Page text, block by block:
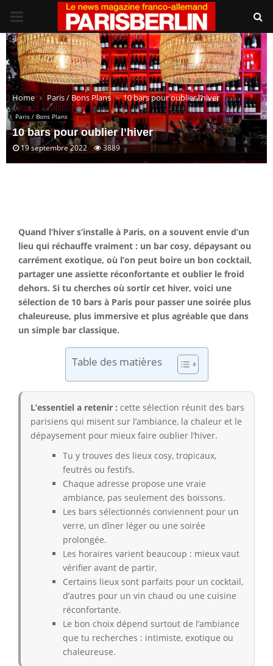
PRIMARY
MENU
Home Paris / Bons Plans 10 bars pour oublier l’hiver
Paris / Bons Plans
10 bars pour oublier l’hiver
19 septembre 2022 3889
Quand l’hiver s’installe à Paris, on a souvent envie d’un
lieu qui réchauffe vraiment : un bar cosy, dépaysant ou
carrément exotique, où l’on peut boire un bon cocktail,
partager une assiette réconfortante et oublier le froid
dehors. Si tu cherches où sortir cet hiver, voici une
sélection de 10 bars à Paris pour passer une soirée plus
chaleureuse, plus immersive et plus agréable que dans
un simple bar classique.
Table des matières
L’essentiel a retenir : cette sélection réunit des bars
parisiens qui misent sur l’ambiance, la chaleur et le
dépaysement pour mieux faire oublier l’hiver.
Tu y trouves des lieux cosy, tropicaux,
feutrés ou festifs.
Chaque adresse propose une vraie
ambiance, pas seulement des boissons.
Les bars sélectionnés conviennent pour un
verre, un dîner léger ou une soirée
prolongée.
Les horaires varient beaucoup : mieux vaut
vérifier avant de partir.
Certains lieux sont parfaits pour un cocktail,
d’autres pour un vin chaud ou une cuisine
réconfortante.
Le bon choix dépend surtout de l’ambiance
que tu recherches : intimiste, exotique ou
chaleureuse.